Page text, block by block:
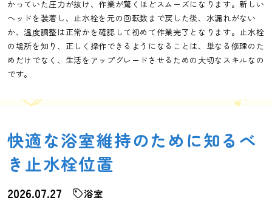
かっていた圧力が抜け、作業が驚くほどスムーズになります。新しい
ヘッドを装着し、止水栓を元の回転数まで戻した後、水漏れがない
か、温度調整は正常かを確認して初めて作業完了となります。止水栓
の場所を知り、正しく操作できるようになることは、単なる修理のた
めだけでなく、生活をアップグレードさせるための大切なスキルなの
です。
快適な浴室維持のために知るべ
き止水栓位置
2026.07.27 浴室